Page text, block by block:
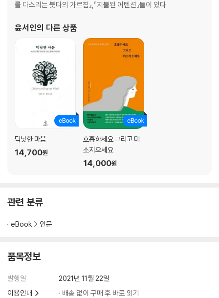
를 다스리는 붓다의 가르침』,『지불된 어텐션』들이 있다.
윤서인의 다른 상품
틱낫한 마음
14,700원
호흡하세요 그리고 미
소지으세요
14,000원
관련 분류
eBook 인문
품목정보
발행일
2021년 11월 22일
이용안내
배송 없이 구매 후 바로 읽기